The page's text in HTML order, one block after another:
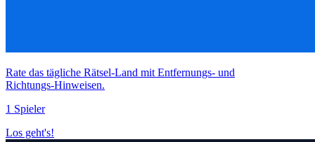
Rate das tägliche Rätsel‑Land mit Entfernungs‑ und
Richtungs‑Hinweisen.
1 Spieler
Los geht's!